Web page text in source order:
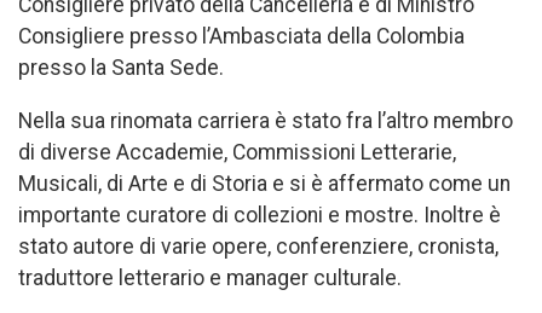
Consigliere privato della Cancelleria e di Ministro
Consigliere presso l’Ambasciata della Colombia
presso la Santa Sede.
Nella sua rinomata carriera è stato fra l’altro membro
di diverse Accademie, Commissioni Letterarie,
Musicali, di Arte e di Storia e si è affermato come un
importante curatore di collezioni e mostre. Inoltre è
stato autore di varie opere, conferenziere, cronista,
traduttore letterario e manager culturale.